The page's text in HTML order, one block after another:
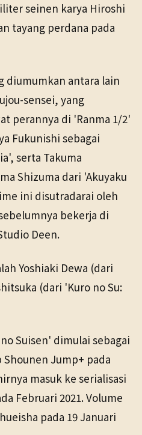
seinen karya Hiroshi
tayang perdana pada
diumumkan antara lain
sensei, yang
perannya di 'Ranma 1/2'
Fukunishi sebagai
serta Takuma
Shizuma dari 'Akuyaku
ini disutradarai oleh
bekerja di
Deen.
Yoshiaki Dewa (dari
(dari 'Kuro no Su:
Suisen' dimulai sebagai
Jump+ pada
masuk ke serialisasi
Februari 2021. Volume
pada 19 Januari